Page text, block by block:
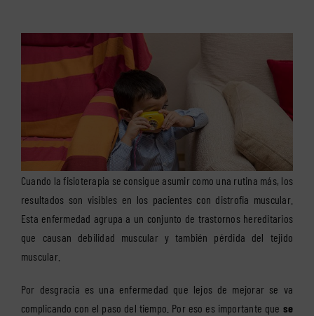
Cuando la fisioterapia se consigue asumir como una rutina más, los
resultados son visibles en los pacientes con distrofia muscular.
Esta enfermedad agrupa a un conjunto de trastornos hereditarios
que causan debilidad muscular y también pérdida del tejido
muscular.
Por desgracia es una enfermedad que lejos de mejorar se va
complicando con el paso del tiempo. Por eso es importante que se